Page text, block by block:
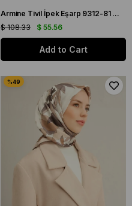
Armine Tivil İpek Eşarp 9312-81 Mor Karışık Desen
$ 55.56
$ 108.33
Add to Cart